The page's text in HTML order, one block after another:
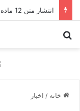
انتشار متن 12 ماده‌ای توافق نهایی بین ترکیه و پ.ک.ک
خانه / اخبار